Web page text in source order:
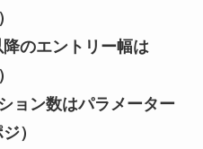
のエントリー幅は
ョン数はパラメーター
）